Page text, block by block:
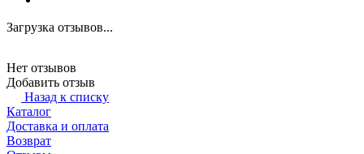
Загрузка отзывов...
Нет отзывов
Добавить отзыв
Назад к списку
Каталог
Доставка и оплата
Возврат